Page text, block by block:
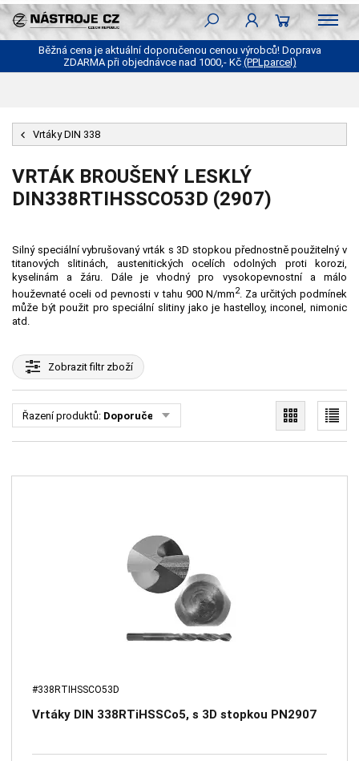
Běžná cena je aktuální doporučenou cenou výrobců! Doprava
ZDARMA při objednávce nad 1000,- Kč (PPLparcel)
Vrtáky DIN 338
VRTÁK BROUŠENÝ LESKLÝ
DIN338RTIHSSCO53D (2907)
Silný speciální vybrušovaný vrták s 3D stopkou přednostně použitelný v
titanových slitinách, austenitických ocelích odolných proti korozi,
kyselinám a žáru. Dále je vhodný pro vysokopevnostní a málo
houževnaté oceli od pevnosti v tahu 900 N/mm2. Za určitých podmínek
může být použit pro speciální slitiny jako je hastelloy, inconel, nimonic
atd.
Zobrazitfiltr zboží
Řazení produktů: Doporučené
#338RTIHSSCO53D
Vrtáky DIN 338RTiHSSCo5, s 3D stopkou PN2907